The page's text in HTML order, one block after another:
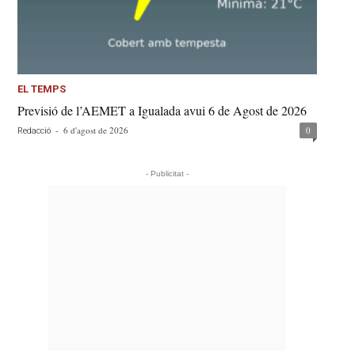
EL TEMPS
Previsió de l’AEMET a Igualada avui 6 de Agost de 2026
Redacció - 6 d'agost de 2026 0
- Publicitat -